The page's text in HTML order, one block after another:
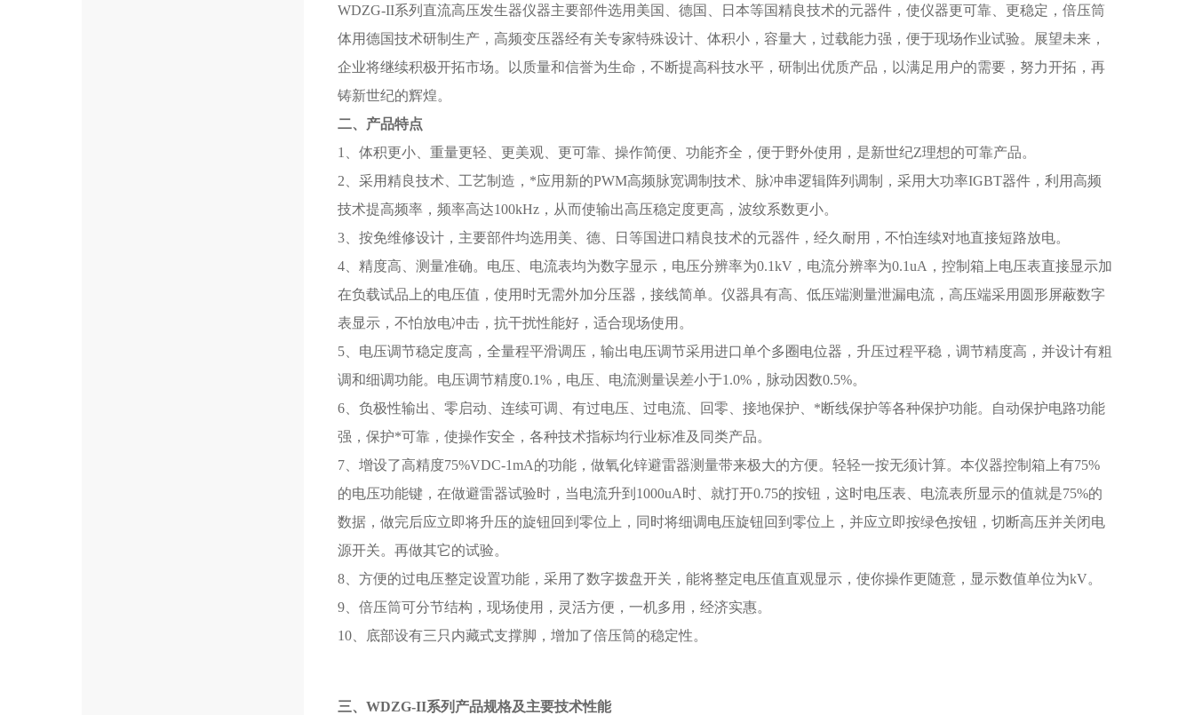
WDZG-II系列直流高压发生器仪器主要部件选用美国、德国、日本等国精良技术的元器件，使仪器更可靠、更稳定，倍压筒
体用德国技术研制生产，高频变压器经有关专家特殊设计、体积小，容量大，过载能力强，便于现场作业试验。展望未来，
企业将继续积极开拓市场。以质量和信誉为生命，不断提高科技水平，研制出优质产品，以满足用户的需要，努力开拓，再
铸新世纪的辉煌。
二、产品特点
1、体积更小、重量更轻、更美观、更可靠、操作简便、功能齐全，便于野外使用，是新世纪Z理想的可靠产品。
2、采用精良技术、工艺制造，*应用新的PWM高频脉宽调制技术、脉冲串逻辑阵列调制，采用大功率IGBT器件，利用高频
技术提高频率，频率高达100kHz，从而使输出高压稳定度更高，波纹系数更小。
3、按免维修设计，主要部件均选用美、德、日等国进口精良技术的元器件，经久耐用，不怕连续对地直接短路放电。
4、精度高、测量准确。电压、电流表均为数字显示，电压分辨率为0.1kV，电流分辨率为0.1uA，控制箱上电压表直接显示加
在负载试品上的电压值，使用时无需外加分压器，接线简单。仪器具有高、低压端测量泄漏电流，高压端采用圆形屏蔽数字
表显示，不怕放电冲击，抗干扰性能好，适合现场使用。
5、电压调节稳定度高，全量程平滑调压，输出电压调节采用进口单个多圈电位器，升压过程平稳，调节精度高，并设计有粗
调和细调功能。电压调节精度0.1%，电压、电流测量误差小于1.0%，脉动因数0.5%。
6、负极性输出、零启动、连续可调、有过电压、过电流、回零、接地保护、*断线保护等各种保护功能。自动保护电路功能
强，保护*可靠，使操作安全，各种技术指标均行业标准及同类产品。
7、增设了高精度75%VDC-1mA的功能，做氧化锌避雷器测量带来极大的方便。轻轻一按无须计算。本仪器控制箱上有75%
的电压功能键，在做避雷器试验时，当电流升到1000uA时、就打开0.75的按钮，这时电压表、电流表所显示的值就是75%的
数据，做完后应立即将升压的旋钮回到零位上，同时将细调电压旋钮回到零位上，并应立即按绿色按钮，切断高压并关闭电
源开关。再做其它的试验。
8、方便的过电压整定设置功能，采用了数字拨盘开关，能将整定电压值直观显示，使你操作更随意，显示数值单位为kV。
9、倍压筒可分节结构，现场使用，灵活方便，一机多用，经济实惠。
10、底部设有三只内藏式支撑脚，增加了倍压筒的稳定性。
三、WDZG-II系列产品规格及主要技术性能